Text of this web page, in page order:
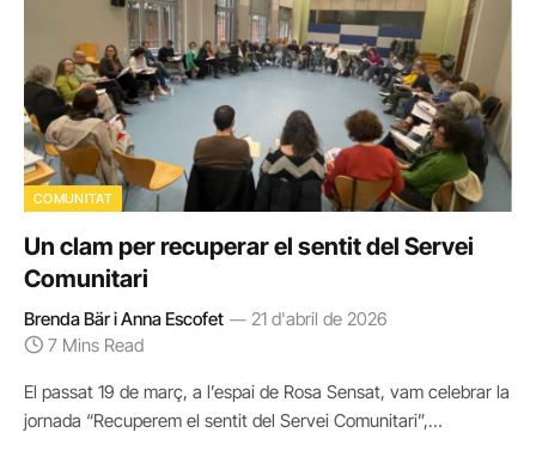
COMUNITAT
Un clam per recuperar el sentit del Servei
Comunitari
Brenda Bär i Anna Escofet
21 d'abril de 2026
7 Mins Read
El passat 19 de març, a l’espai de Rosa Sensat, vam celebrar la
jornada “Recuperem el sentit del Servei Comunitari”,…